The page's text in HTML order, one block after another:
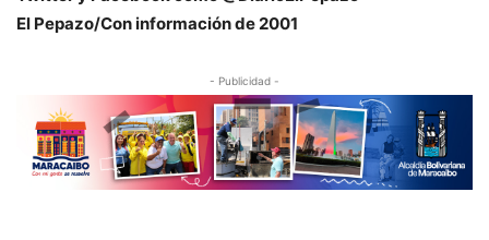
El Pepazo/Con información de 2001
- Publicidad -